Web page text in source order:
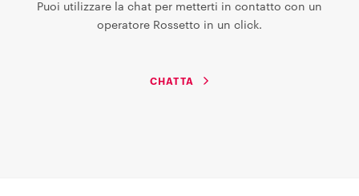
Puoi utilizzare la chat per metterti in contatto con un
operatore Rossetto in un click.
CHATTA